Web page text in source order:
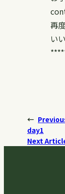
再
い
←
day1
Next